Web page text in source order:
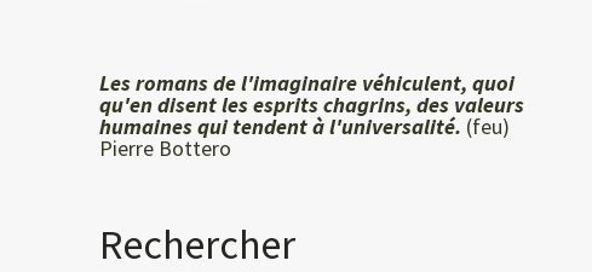
Les romans de l'imaginaire véhiculent, quoi
qu'en disent les esprits chagrins, des valeurs
humaines qui tendent à l'universalité. (feu)
Pierre Bottero
Rechercher